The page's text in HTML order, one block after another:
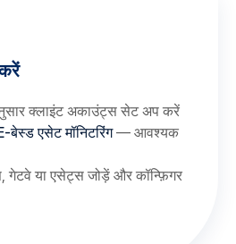
क्लाइंट अकाउंट्स सेट अप करें
बेस्ड एसेट मॉनिटरिंग— आवश्यक
या एसेट्स जोड़ें और कॉन्फ़िगर